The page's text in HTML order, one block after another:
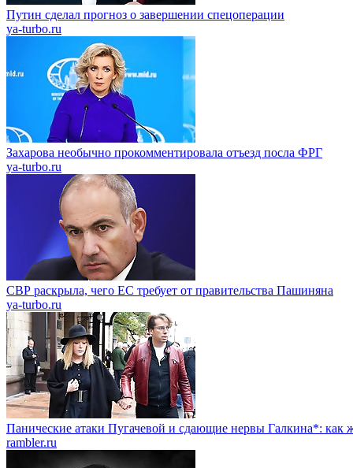
Путин сделал прогноз о завершении спецоперации
ya-turbo.ru
Захарова необычно прокомментировала отъезд посла ФРГ
ya-turbo.ru
СВР раскрыла, чего ЕС требует от правительства Пашиняна
ya-turbo.ru
Панические атаки Пугачевой и сдающие нервы Галкина*: как
rambler.ru